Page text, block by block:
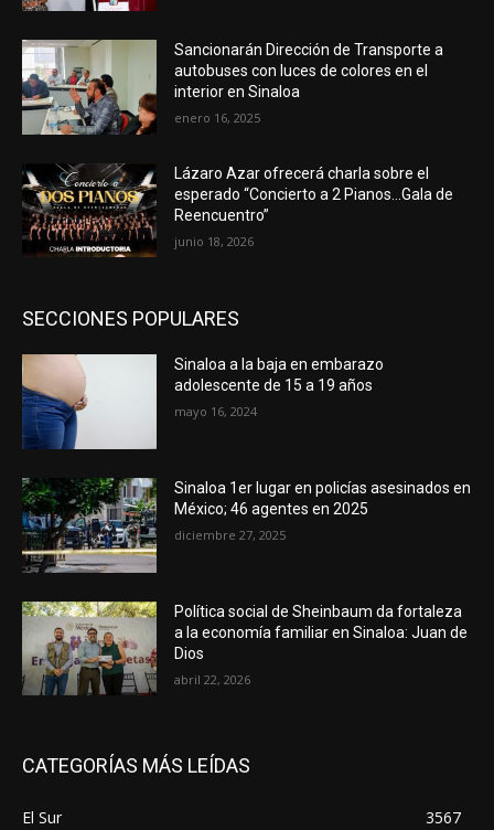
Sancionarán Dirección de Transporte a
autobuses con luces de colores en el
interior en Sinaloa
enero 16, 2025
Lázaro Azar ofrecerá charla sobre el
esperado “Concierto a 2 Pianos…Gala de
Reencuentro”
junio 18, 2026
SECCIONES POPULARES
Sinaloa a la baja en embarazo
adolescente de 15 a 19 años
mayo 16, 2024
Sinaloa 1er lugar en policías asesinados en
México; 46 agentes en 2025
diciembre 27, 2025
Política social de Sheinbaum da fortaleza
a la economía familiar en Sinaloa: Juan de
Dios
abril 22, 2026
CATEGORÍAS MÁS LEÍDAS
El Sur
3567